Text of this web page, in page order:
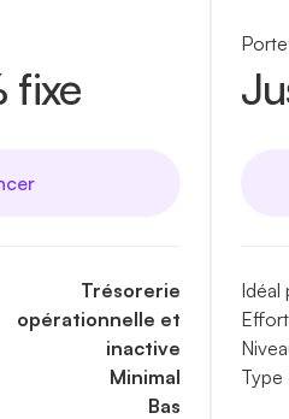
fixe
Trésorerie
opérationnelle et
inactive
Minimal
Bas
Idéal
Type